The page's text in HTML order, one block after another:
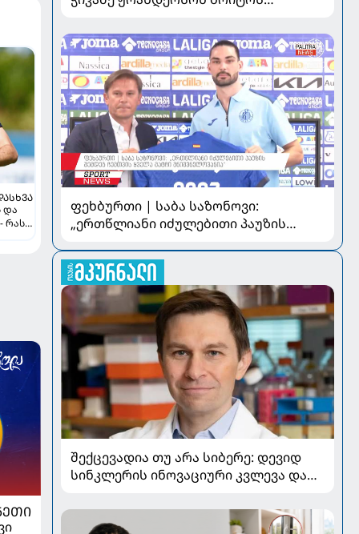
და
რას
ფეხბურთი | საბა საზონოვი:
„ერთწლიანი იძულებითი პაუზის
მნიშვნელოვანია“
შექცევადია თუ არა სიბერე: დევიდ
სინკლერის ინოვაციური კვლევა და